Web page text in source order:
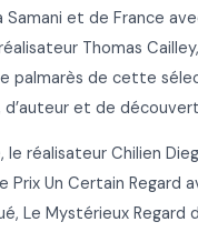
Samani et de France
Thomas
palmarès de cette
d’auteur et de
le réalisateur Chilien
Prix Un Certain Regard
Le Mystérieux Regard